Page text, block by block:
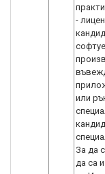
-
или
За да
да са